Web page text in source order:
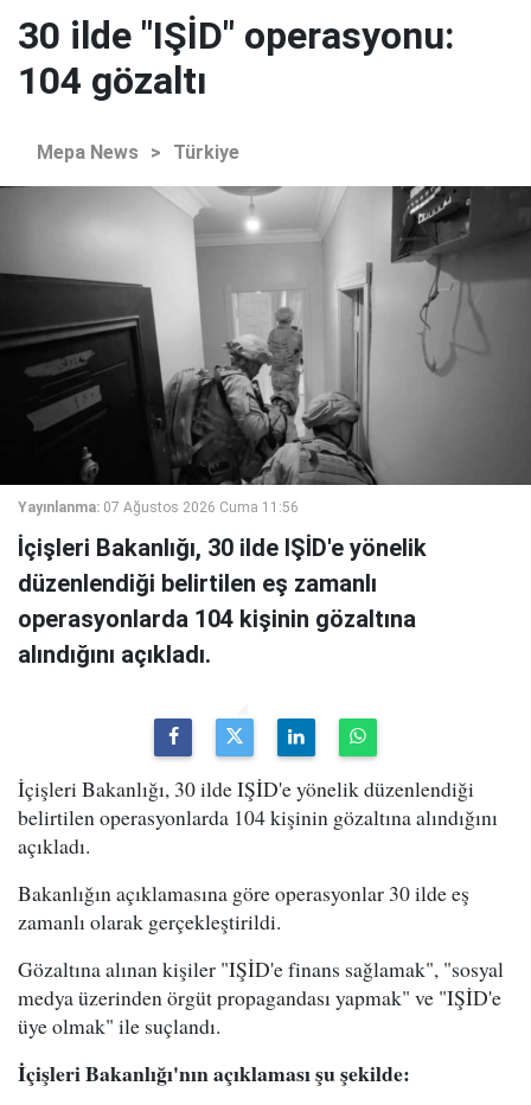
30 ilde "IŞİD" operasyonu:
104 gözaltı
Mepa News > Türkiye
Yayınlanma: 07 Ağustos 2026 Cuma 11:56
İçişleri Bakanlığı, 30 ilde IŞİD'e yönelik
düzenlendiği belirtilen eş zamanlı
operasyonlarda 104 kişinin gözaltına
alındığını açıkladı.
İçişleri Bakanlığı, 30 ilde IŞİD'e yönelik düzenlendiği
belirtilen operasyonlarda 104 kişinin gözaltına alındığını
açıkladı.
Bakanlığın açıklamasına göre operasyonlar 30 ilde eş
zamanlı olarak gerçekleştirildi.
Gözaltına alınan kişiler "IŞİD'e finans sağlamak", "sosyal
medya üzerinden örgüt propagandası yapmak" ve "IŞİD'e
üye olmak" ile suçlandı.
İçişleri Bakanlığı'nın açıklaması şu şekilde: